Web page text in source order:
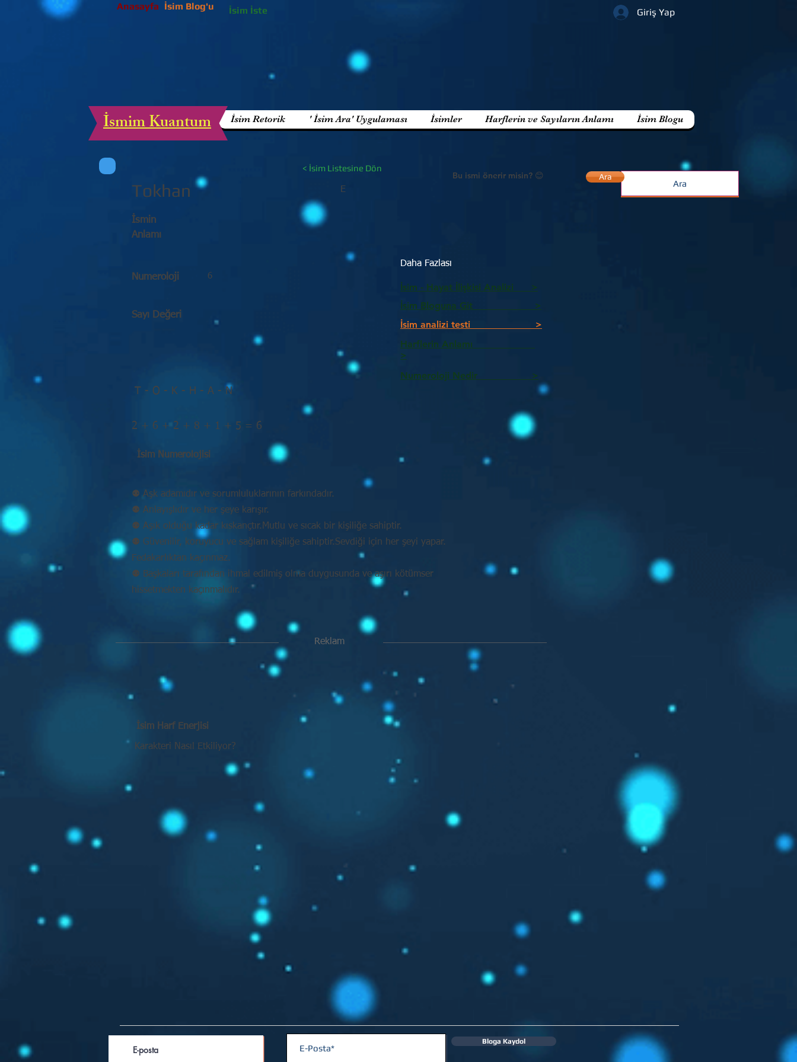
Anasayfa
Giriş Yap
İsim Blog'u İsim İste
İsim Retorik ' İsim Ara' Uygulaması İsimler Harflerin ve Sayıların Anlamı İsim Blogu
İsmim Kuantum
< İsim Listesine Dön
Tokhan E
Bu ismi önerir misin? 😊
İsmin
Anlamı
Numeroloji 6
Sayı Değeri
T - O - K - H - A - N
Daha Fazlası
İsim - Hayat İlişkisi Analizi >
İsim Bloguna Git >
İsim analizi testi >
Harflerin Anlamı
>
Numeroloji Nedir_________ >
2 + 6 + 2 + 8 + 1 + 5 = 6
İsim Numerolojisi
⚉ Aşk adamıdır ve sorumluluklarının farkındadır.
⚉ Anlayışlıdır ve her şeye karışır.
⚉ Aşık olduğu kadar kıskançtır.Mutlu ve sıcak bir kişiliğe sahiptir.
⚉ Güvenilir, koruyucu ve sağlam kişiliğe sahiptir.Sevdiği için her şeyi yapar.
Fedakarlıktan kaçınmaz.
⚉ Başkaları tarafından ihmal edilmiş olma duygusunda ve aşırı kötümser
hissetmekten kaçınmalıdır.
Reklam
İsim Harf Enerjisi
Karakteri Nasıl Etkiliyor?
Ara
Bloga Kaydol